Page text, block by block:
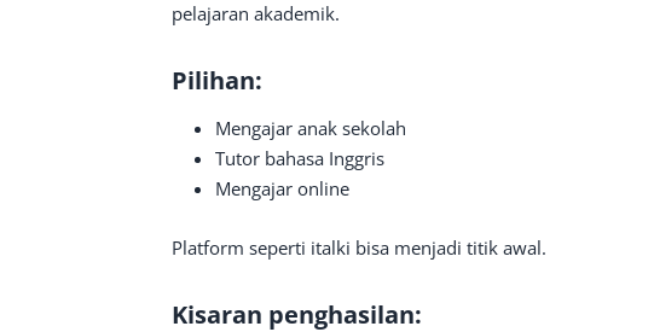
pelajaran akademik.
Pilihan:
Mengajar anak sekolah
Tutor bahasa Inggris
Mengajar online
Platform seperti italki bisa menjadi titik awal.
Kisaran penghasilan: